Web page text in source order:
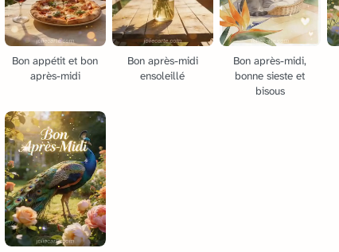
Bon appétit et bon
après-midi
Bon après-midi
ensoleillé
Bon après-midi,
bonne sieste et
bisous